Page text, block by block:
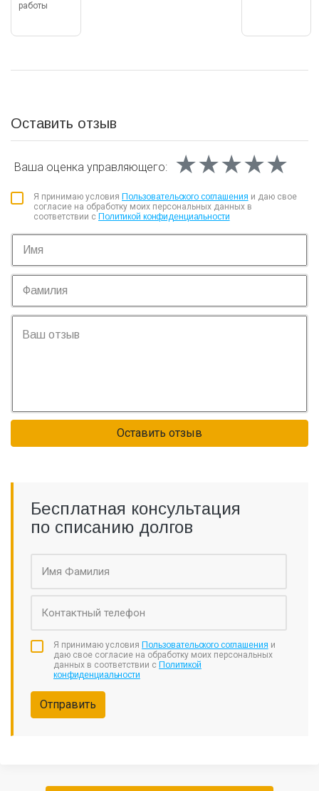
работы
Оставить отзыв
Ваша оценка управляющего: ★★★★★
★★★★★
★★★★★
Я принимаю условия Пользовательского соглашения и даю свое
согласие на обработку моих персональных данных в
соответствии с Политикой конфиденциальности
Оставить отзыв
Бесплатная консультация
по списанию долгов
Я принимаю условия Пользовательского соглашения и
даю свое согласие на обработку моих персональных
данных в соответствии с Политикой
конфиденциальности
Отправить